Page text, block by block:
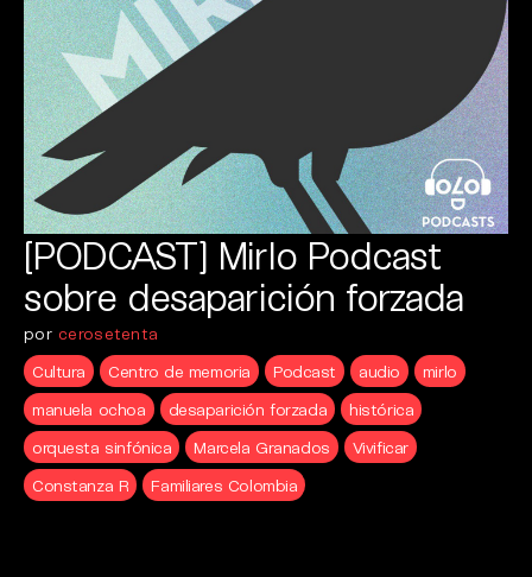
[PODCAST] Mirlo Podcast
sobre desaparición forzada
por cerosetenta
Cultura
Centro de memoria Podcast audio
mirlo
manuela ochoa
desaparición forzada
histórica
orquesta sinfónica
Marcela Granados
Vivificar
Constanza R
Familiares Colombia